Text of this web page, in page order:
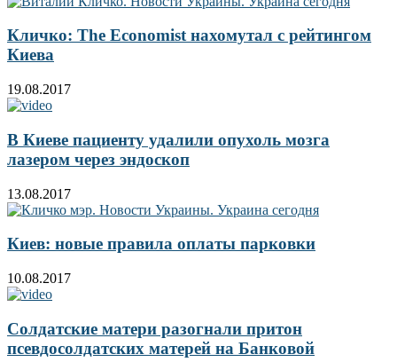
Кличко: The Economist нахомутал с рейтингом
Киева
19.08.2017
В Киеве пациенту удалили опухоль мозга
лазером через эндоскоп
13.08.2017
Киев: новые правила оплаты парковки
10.08.2017
Солдатские матери разогнали притон
псевдосолдатских матерей на Банковой